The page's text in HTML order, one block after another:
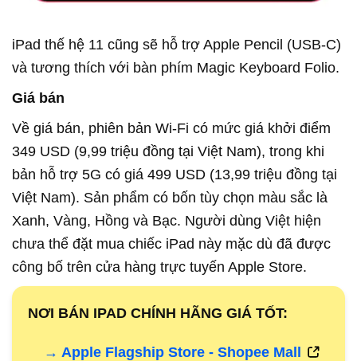
iPad thế hệ 11 cũng sẽ hỗ trợ Apple Pencil (USB-C)
và tương thích với bàn phím Magic Keyboard Folio.
Giá bán
Về giá bán, phiên bản Wi-Fi có mức giá khởi điểm
349 USD (9,99 triệu đồng tại Việt Nam), trong khi
bản hỗ trợ 5G có giá 499 USD (13,99 triệu đồng tại
Việt Nam). Sản phẩm có bốn tùy chọn màu sắc là
Xanh, Vàng, Hồng và Bạc. Người dùng Việt hiện
chưa thể đặt mua chiếc iPad này mặc dù đã được
công bố trên cửa hàng trực tuyến Apple Store.
NƠI BÁN IPAD CHÍNH HÃNG GIÁ TỐT:
→ Apple Flagship Store - Shopee Mall